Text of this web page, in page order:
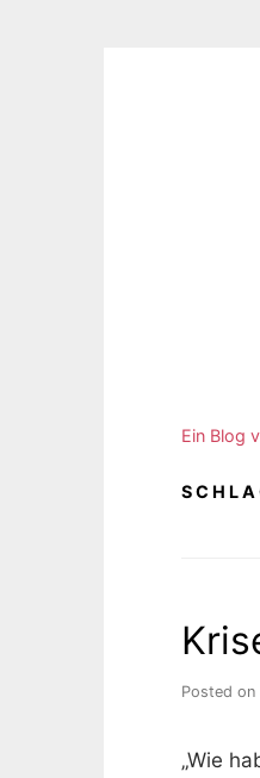
Ein Blog
Posted on
„Wie